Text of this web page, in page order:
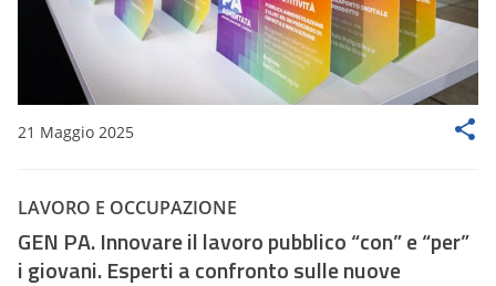
21 Maggio 2025
LAVORO E OCCUPAZIONE
GEN PA. Innovare il lavoro pubblico “con” e “per”
i giovani. Esperti a confronto sulle nuove